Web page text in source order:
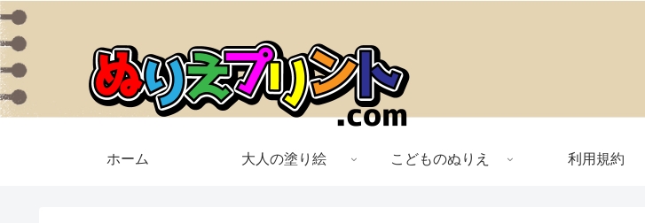
ホーム 大人の塗り絵 こどものぬりえ 利用規約